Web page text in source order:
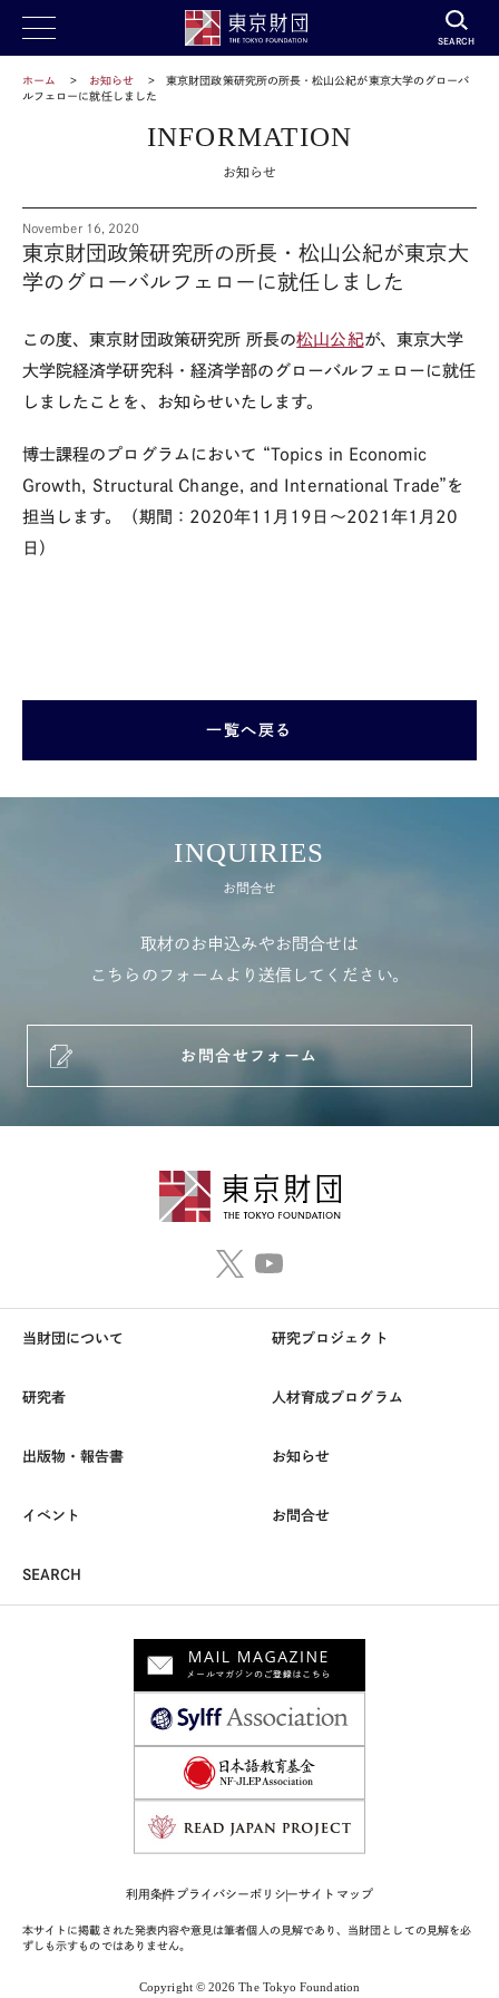
SEARCH
ホーム お知らせ
東京財団政策研究所の所長・松山公紀が東京大学のグローバ
ルフェローに就任しました
INFORMATION
お知らせ
November 16, 2020
東京財団政策研究所の所長・松山公紀が東京大
学のグローバルフェローに就任しました
この度、東京財団政策研究所 所長の松山公紀が、東京大学
大学院経済学研究科・経済学部のグローバルフェローに就任
しましたことを、お知らせいたします。
博士課程のプログラムにおいて “Topics in Economic
Growth, Structural Change, and International Trade”を
担当します。（期間：2020年11月19日～2021年1月20
日）
一覧へ戻る
INQUIRIES
お問合せ
取材のお申込みやお問合せは
こちらのフォームより送信してください。
お問合せフォーム
当財団について 研究プロジェクト
研究者 人材育成プログラム
出版物・報告書 お知らせ
イベント お問合せ
SEARCH
利用条件プライバシーポリシーサイトマップ
本サイトに掲載された発表内容や意見は筆者個人の見解であり、当財団としての見解を必
ずしも示すものではありません。
Copyright © 2026 The Tokyo Foundation